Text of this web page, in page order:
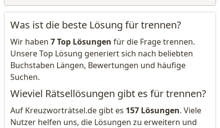
Was ist die beste Lösung für trennen?
Wir haben 7 Top Lösungen für die Frage trennen.
Unsere Top Lösung generiert sich nach beliebten
Buchstaben Längen, Bewertungen und häufige
Suchen.
Wieviel Rätsellösungen gibt es für trennen?
Auf Kreuzworträtsel.de gibt es 157 Lösungen. Viele
Nutzer helfen uns, die Lösungen zu erweitern und